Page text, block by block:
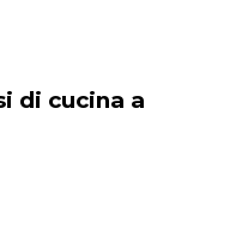
di cucina a